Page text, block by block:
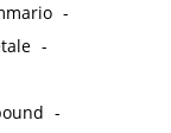
-
-
-